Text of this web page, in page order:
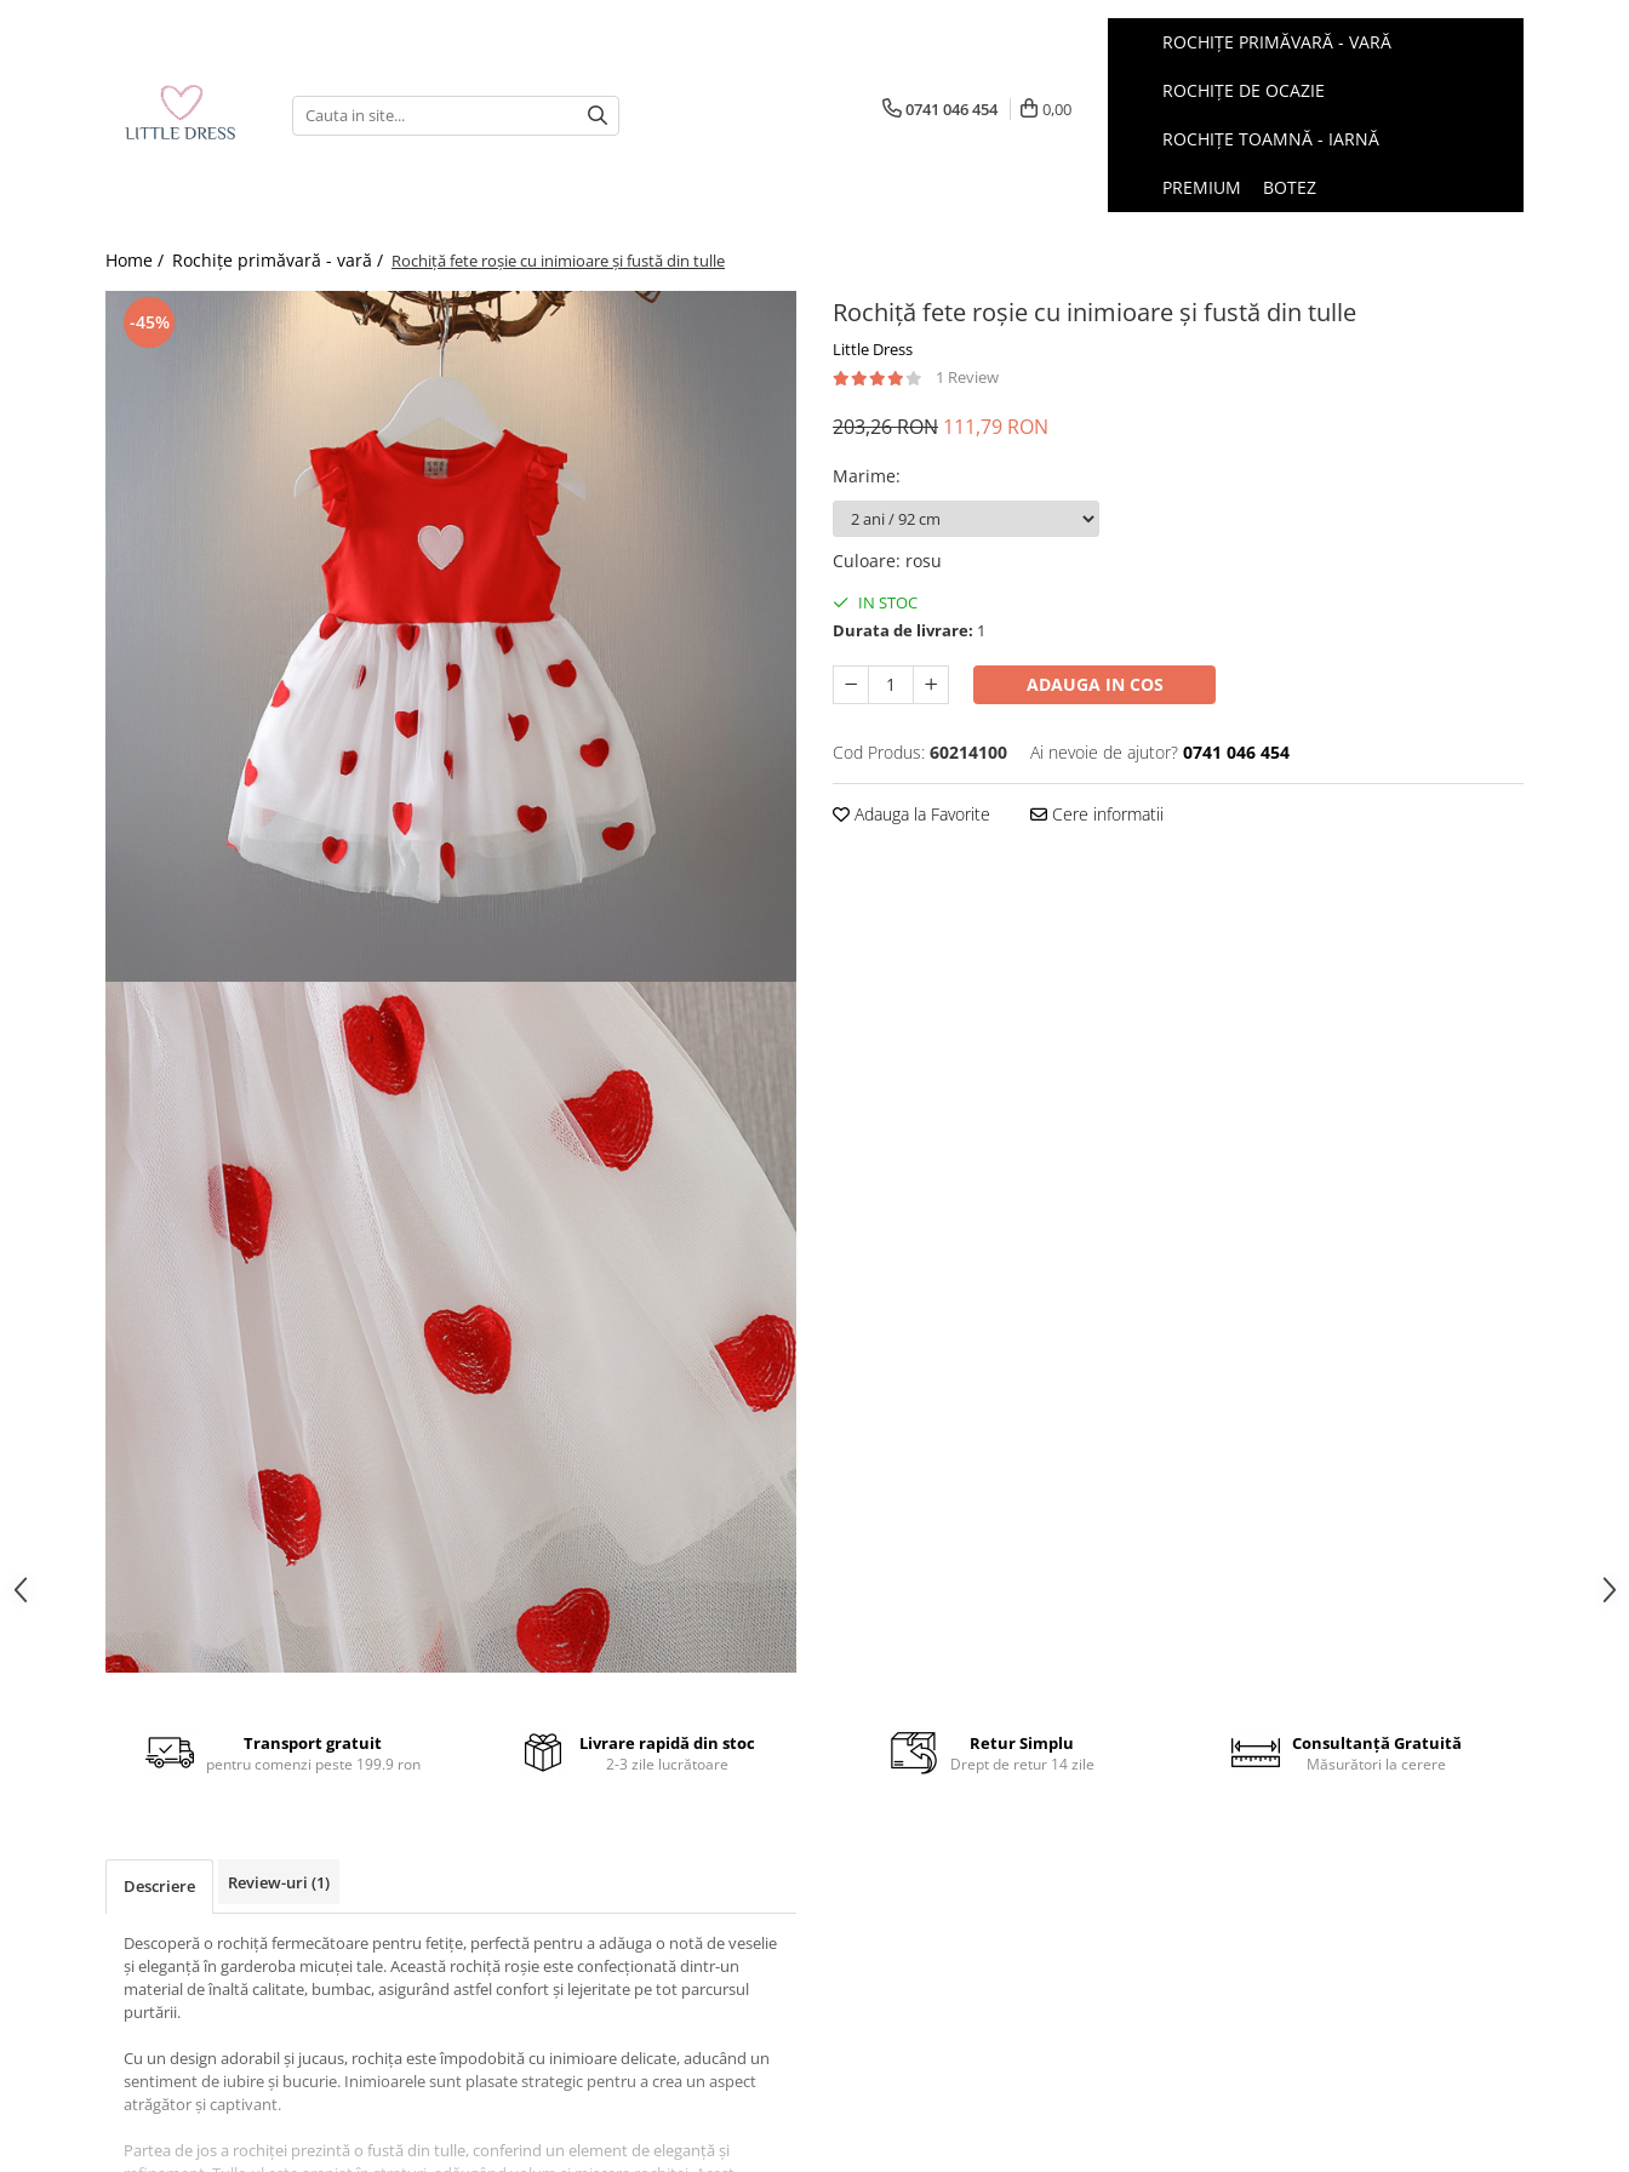
0741 046 454 0,00
ROCHIȚE PRIMĂVARĂ - VARĂ
ROCHIȚE DE OCAZIE
ROCHIȚE TOAMNĂ - IARNĂ
PREMIUM BOTEZ
Home / Rochițe primăvară - vară / Rochiță fete roșie cu inimioare și fustă din tulle
-45% Rochiță fete roșie cu inimioare și fustă din tulle
Little Dress
1 Review
203,26 RON 111,79 RON
Marime:
Culoare: rosu
IN STOC
Durata de livrare: 1
ADAUGA IN COS
Cod Produs: 60214100 Ai nevoie de ajutor? 0741 046 454
Adauga la Favorite Cere informatii
Transport gratuit
pentru comenzi peste 199.9 ron
Livrare rapidă din stoc
2-3 zile lucrătoare
Retur Simplu
Drept de retur 14 zile
Consultanță Gratuită
Măsurători la cerere
Descriere Review-uri (1)
Descoperă o rochiță fermecătoare pentru fetițe, perfectă pentru a adăuga o notă de veselie
și eleganță în garderoba micuței tale. Această rochiță roșie este confecționată dintr-un
material de înaltă calitate, bumbac, asigurând astfel confort și lejeritate pe tot parcursul
purtării.
Cu un design adorabil și jucaus, rochița este împodobită cu inimioare delicate, aducând un
sentiment de iubire și bucurie. Inimioarele sunt plasate strategic pentru a crea un aspect
atrăgător și captivant.
Partea de jos a rochiței prezintă o fustă din tulle, conferind un element de eleganță și